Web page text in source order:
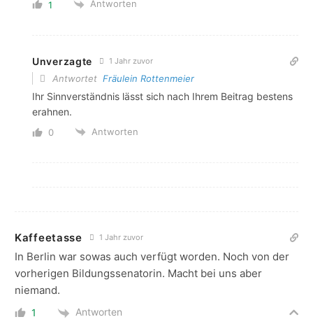
1 Antworten
Unverzagte 1 Jahr zuvor
Antwortet Fräulein Rottenmeier
Ihr Sinnverständnis lässt sich nach Ihrem Beitrag bestens
erahnen.
0 Antworten
Kaffeetasse 1 Jahr zuvor
In Berlin war sowas auch verfügt worden. Noch von der
vorherigen Bildungssenatorin. Macht bei uns aber
niemand.
1 Antworten